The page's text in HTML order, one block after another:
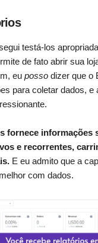
testá-los
de fato abrir sua
eu posso dizer que o
para coletar dados, e
fornece informações
e recorrentes,
E eu admito que a
com dados.